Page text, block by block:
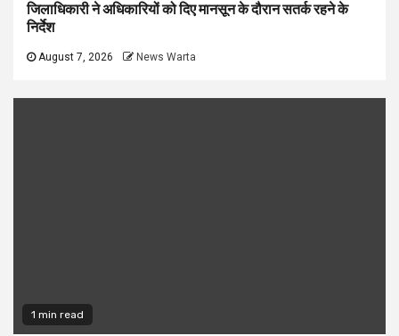
जिलाधिकारी ने अधिकारियों को दिए मानसून के दौरान सतर्क रहने के
निर्देश
August 7, 2026 News Warta
1 min read